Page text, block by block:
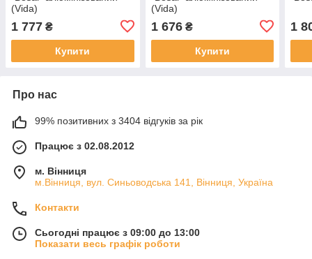
(Vida)
1 777 ₴
Купити
(Vida)
1 676₴
Купити
1
Про нас
99% позитивних з 3404 відгуків за рік
Працює з 02.08.2012
м. Вінниця
м.Вінниця, вул. Синьоводська 141, Вінниця, Україна
Контакти
Сьогодні працює з 09:00 до 13:00
Показати весь графік роботи